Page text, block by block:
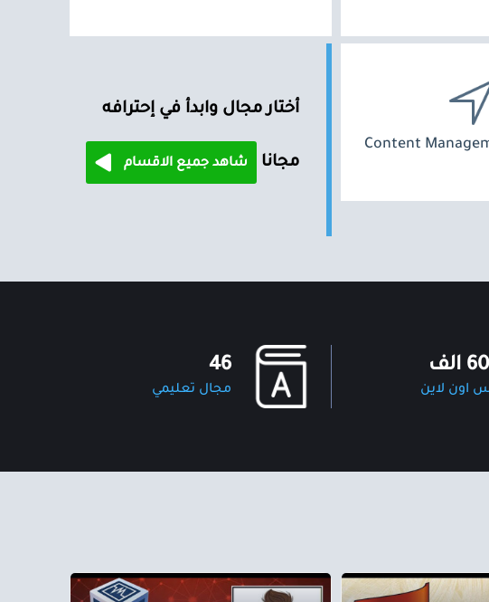
Content
أختار مجال وابدأ في إحترافه
مجانا شاهد جميع الاقسام
الف
اون لاين
46
مجال تعليمي